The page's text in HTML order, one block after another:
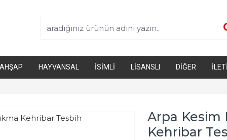
AHŞAP HAYVANSAL İSIMLI LISANSLI DIĞER
Arpa Kesim
Kehribar